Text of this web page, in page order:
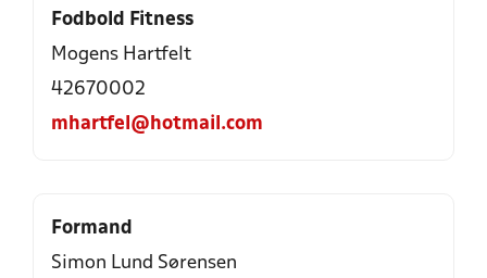
Fodbold Fitness
Mogens Hartfelt
42670002
mhartfel@hotmail.com
Formand
Simon Lund Sørensen